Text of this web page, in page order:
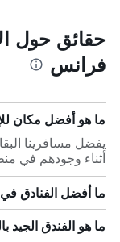
حقائق حول
فرانس
ما هو أفضل مكان
يفضل مسافرينا
أثناء وجودهم في
ما أفضل الفنادق
ما هو الفندق الجيد